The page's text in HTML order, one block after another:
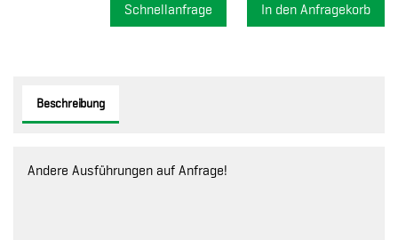
Schnellanfrage
Beschreibung
Andere Ausführungen auf Anfrage!